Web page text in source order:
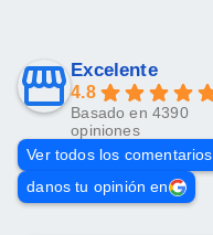
Excelente
4.8
Basado en 4390
opiniones
Ver todos los comentarios
danos tu opinión en